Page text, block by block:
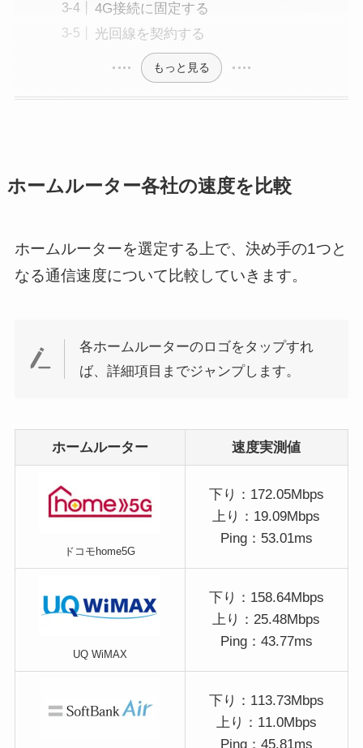
4G接続に固定する
光回線を契約する
もっと見る
ホームルーター各社の速度を比較
ホームルーターを選定する上で、決め手の1つと
なる通信速度について比較していきます。
各ホームルーターのロゴをタップすれ
ば、詳細項目までジャンプします。
ホームルーター 速度実測値
ドコモhome5G
下り：172.05Mbps
上り：19.09Mbps
Ping：53.01ms
UQ WiMAX
下り：158.64Mbps
上り：25.48Mbps
Ping：43.77ms
下り：113.73Mbps
上り：11.0Mbps
Ping：45.81ms